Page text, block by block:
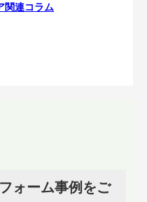
関連コラム
ォーム事例をご